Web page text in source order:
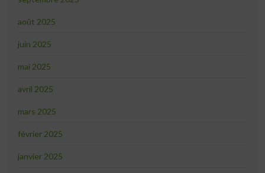
août 2025
juin 2025
mai 2025
avril 2025
mars 2025
février 2025
janvier 2025